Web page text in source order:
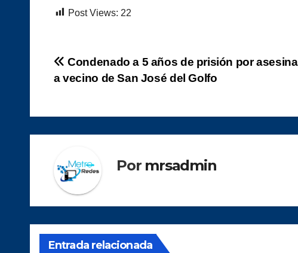
Post Views: 22
Navegación
entradas
Condenado a 5 años de prisión por
a vecino de San José del Golfo
Por mrsadmin
Entrada relacionada